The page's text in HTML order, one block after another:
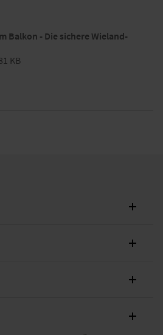
durch Mehrfachsteckdosenleisten
Balkon - Die sichere Wieland-
KB